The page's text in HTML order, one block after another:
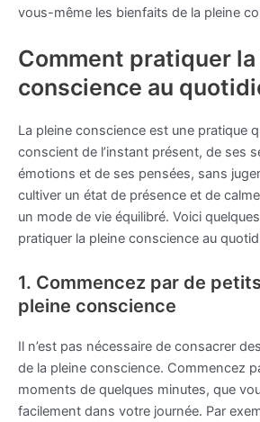
vous-même les bienfaits de la pleine
Comment pratiquer
conscience au
La pleine conscience est une pratique
conscient de l’instant présent, de ses
émotions et de ses pensées, sans
cultiver un état de présence et de
un mode de vie équilibré. Voici
pratiquer la pleine conscience au
1. Commencez par de
pleine conscience
Il n’est pas nécessaire de consacrer
de la pleine conscience. Commencez
moments de quelques minutes, que
facilement dans votre journée. Par